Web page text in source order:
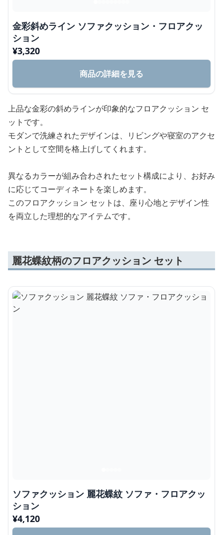
金彩斜めライン ソファクッション・フロアクッ
ション
¥3,320
商品の詳細を見る
上品な金彩の斜めラインが印象的なフロアクッション セ
ットです。
モダンで洗練されたデザインは、リビングや寝室のアクセ
ントとして空間を格上げしてくれます。
異なるカラーが組み合わされたセット構成により、お好み
に応じてコーディネートを楽しめます。
このフロアクッション セットは、座り心地とデザイン性
を両立した理想的なアイテムです。
麗花蝶紋柄のフロアクッション セット
ソファクッション 麗花蝶紋 ソファ・フロアクッ
ション
¥4,120